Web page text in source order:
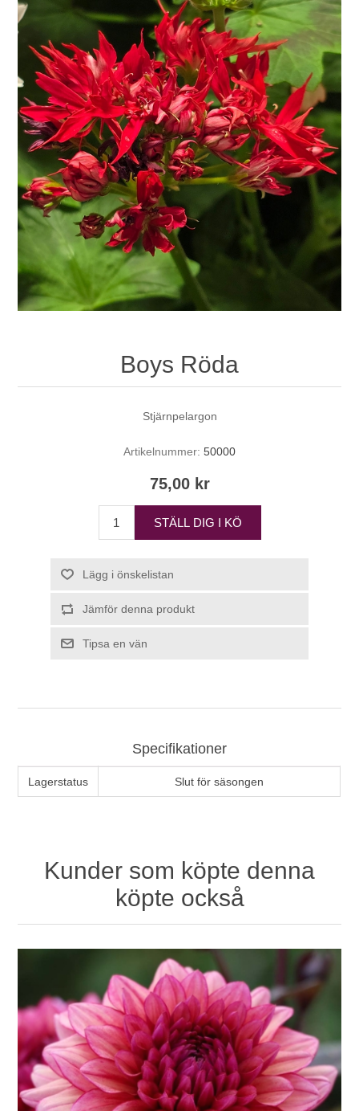
Boys Röda
Stjärnpelargon
Artikelnummer: 50000
75,00 kr
STÄLL DIG I KÖ
Lägg i önskelistan
Jämför denna produkt
Tipsa en vän
Specifikationer
Lagerstatus Slut för säsongen
Kunder som köpte denna
köpte också